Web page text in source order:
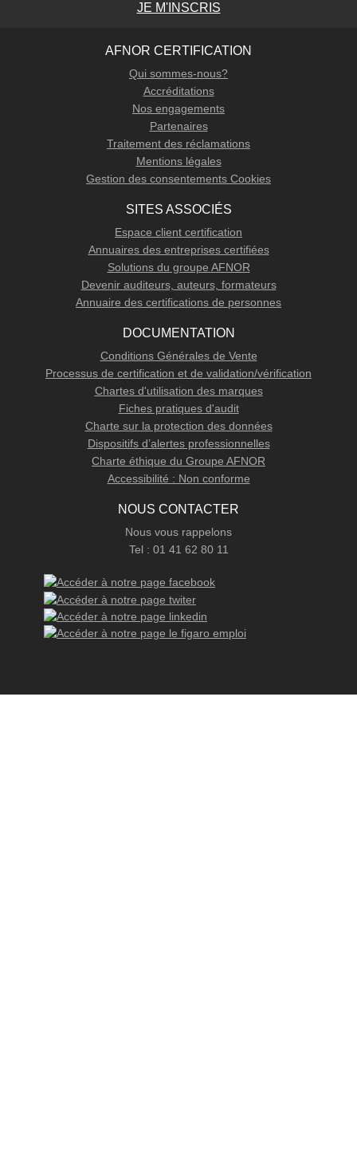
JE M'INSCRIS
AFNOR CERTIFICATION
Qui sommes-nous?
Accréditations
Nos engagements
Partenaires
Traitement des réclamations
Mentions légales
Gestion des consentements Cookies
SITES ASSOCIÉS
Espace client certification
Annuaires des entreprises certifiées
Solutions du groupe AFNOR
Devenir auditeurs, auteurs, formateurs
Annuaire des certifications de personnes
DOCUMENTATION
Conditions Générales de Vente
Processus de certification et de validation/vérification
Chartes d'utilisation des marques
Fiches pratiques d'audit
Charte sur la protection des données
Dispositifs d’alertes professionnelles
Charte éthique du Groupe AFNOR
Accessibilité : Non conforme
NOUS CONTACTER
Nous vous rappelons
Tel : 01 41 62 80 11